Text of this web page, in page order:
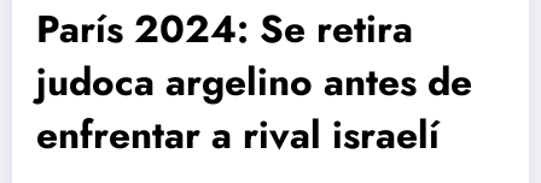
París 2024: Se retira
judoca argelino antes de
enfrentar a rival israelí